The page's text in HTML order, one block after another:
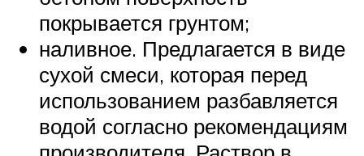
покрывается грунтом;
наливное. Предлагается в виде
сухой смеси, которая перед
использованием разбавляется
водой согласно рекомендациям